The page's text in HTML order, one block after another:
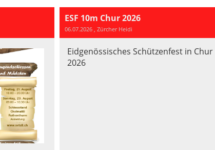
ESF 10m Chur 2026
06.07.2026, Zürcher Heidi
Eidgenössisches Schützenfest in Chur
2026